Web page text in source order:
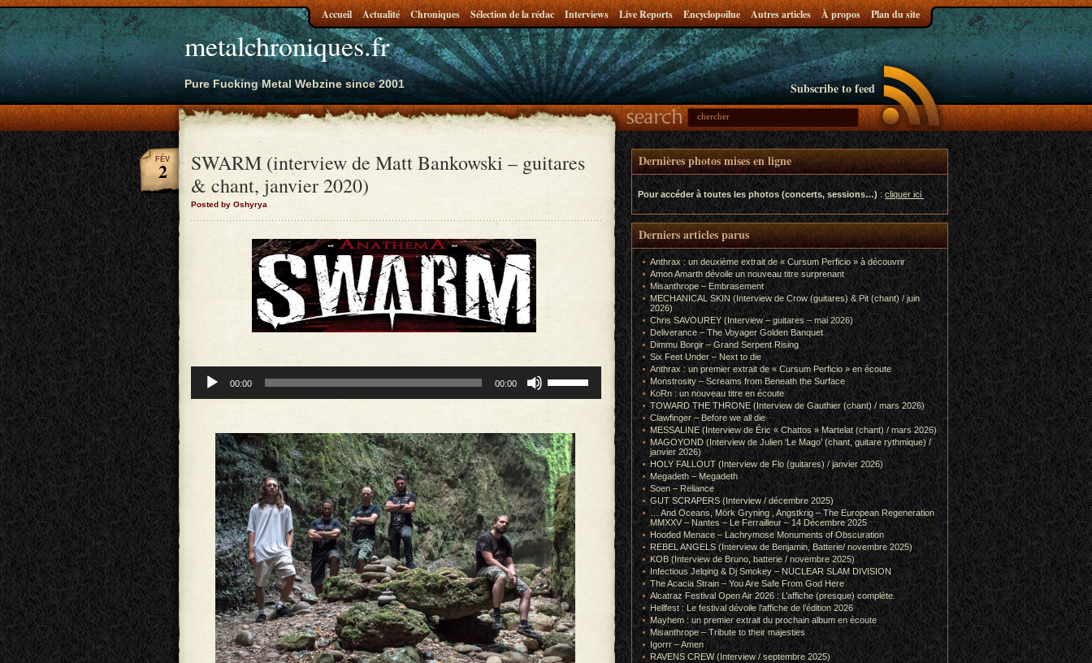
metalchroniques.fr
Pure Fucking Metal Webzine since 2001
Accueil Actualité Chroniques Sélection de la rédac Interviews Live Reports Encyclopoilue Autres articles À propos Plan du site
Subscribe to feed
SWARM (interview de Matt Bankowski – guitares
& chant, janvier 2020)
Posted by Oshyrya
FÉV
2
audio
00:00 00:00
les
flèches
augmenter
ou
diminuer
le
volume.
Dernières photos mises en ligne
Pour accéder à toutes les photos (concerts, sessions…):cliquer ici
Derniers articles parus
Anthrax : un deuxième extrait de « Cursum Perficio » à découvrir
Amon Amarth dévoile un nouveau titre surprenant
Misanthrope – Embrasement
MECHANICAL SKIN (Interview de Crow (guitares) & Pit (chant) / juin
2026)
Chris SAVOUREY (Interview – guitares – mai 2026)
Deliverance – The Voyager Golden Banquet
Dimmu Borgir – Grand Serpent Rising
Six Feet Under – Next to die
Anthrax : un premier extrait de « Cursum Perficio » en écoute
Monstrosity – Screams from Beneath the Surface
KoRn : un nouveau titre en écoute
TOWARD THE THRONE (Interview de Gauthier (chant) / mars 2026)
Clawfinger – Before we all die
MESSALINE (Interview de Éric « Chattos » Martelat (chant) / mars 2026)
MAGOYOND (Interview de Julien ‘Le Mago’ (chant, guitare rythmique) /
janvier 2026)
HOLY FALLOUT (Interview de Flo (guitares) / janvier 2026)
Megadeth – Megadeth
Soen – Reliance
GUT SCRAPERS (Interview / décembre 2025)
… And Oceans, Mörk Gryning , Angstkrig – The European Regeneration
MMXXV – Nantes – Le Ferrailleur – 14 Décembre 2025
Hooded Menace – Lachrymose Monuments of Obscuration
REBEL ANGELS (Interview de Benjamin, Batterie/ novembre 2025)
KOB (Interview de Bruno, batterie / novembre 2025)
Infectious Jelqing & Dj Smokey – NUCLEAR SLAM DIVISION
The Acacia Strain – You Are Safe From God Here
Alcatraz Festival Open Air 2026 : L’affiche (presque) complète.
Hellfest : Le festival dévoile l’affiche de l’édition 2026
Mayhem : un premier extrait du prochain album en écoute
Misanthrope – Tribute to their majesties
Igorrr – Amen
RAVENS CREW (Interview / septembre 2025)